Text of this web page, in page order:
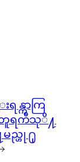
န္ကာကြ
တူရကီသုိ႔
ည္ဟု ႐ု